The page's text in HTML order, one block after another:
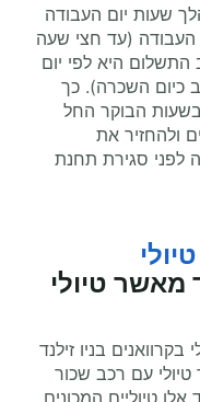
שעות יום העבודה
העבודה (עד חצי שעה
היא לפי יום
כיום השכרה). כך
הבוקר החל
ולהחזיר את
לפני סגירת תחנת
טיולי
מאשר טיולי
בניו זילנד
עם רכב שכור
אלו טיוליים המכונים